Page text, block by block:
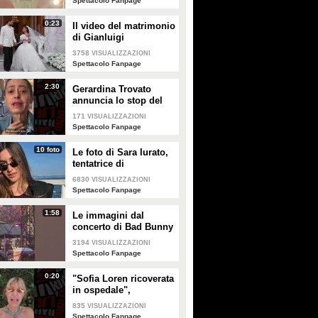
0:23
Il video del matrimonio
di Gianluigi
Donnarumma e Alessia
Elefante
3758 VISUALIZZAZIONI
Spettacolo Fanpage
2:30
Gerardina Trovato
annuncia lo stop del
tour per problemi di
salute
171 VISUALIZZAZIONI
Spettacolo Fanpage
10 foto
Le foto di Sara Iurato,
tentatrice di
Temptation Island 2026
6830 VISUALIZZAZIONI
Spettacolo Fanpage
1:58
Le immagini dal
concerto di Bad Bunny
a Milano
3194 VISUALIZZAZIONI
Spettacolo Fanpage
0:20
"Sofia Loren ricoverata
in ospedale",
Alessandra Mussolini
smentisce: "È serena e
835 VISUALIZZAZIONI
Spettacolo Fanpage